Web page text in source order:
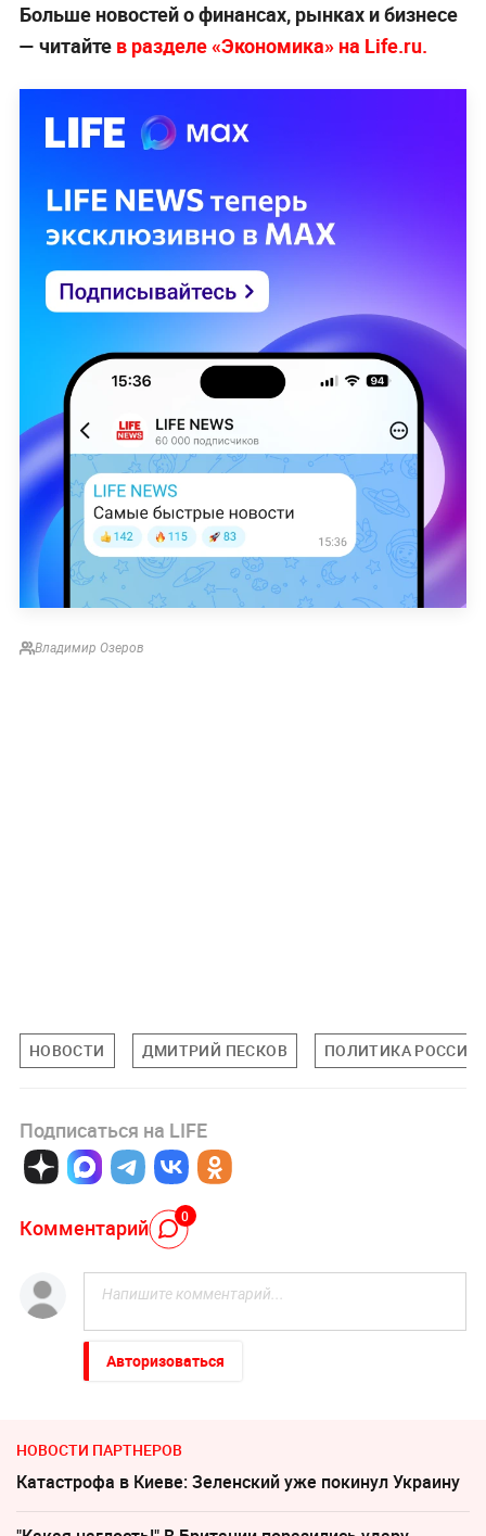
Больше новостей о финансах, рынках и бизнесе
— читайтев разделе «Экономика» на Life.ru.
Владимир Озеров
НОВОСТИ ДМИТРИЙ ПЕСКОВ ПОЛИТИКА РОССИИ
Подписаться на LIFE
Комментарий 0
Авторизоваться
НОВОСТИ ПАРТНЕРОВ
Катастрофа в Киеве: Зеленский уже покинул Украину